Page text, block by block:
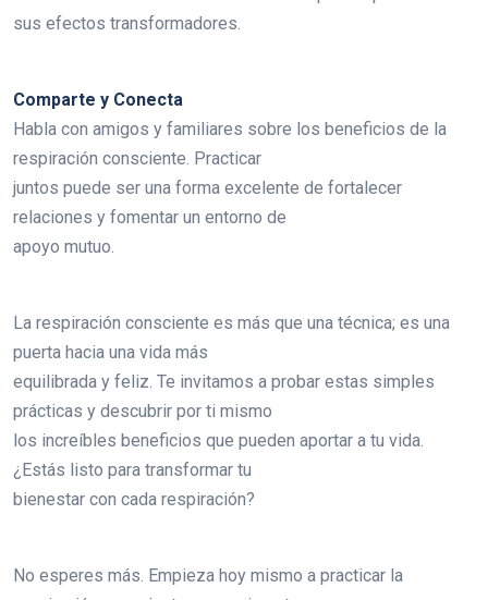
sus efectos transformadores.
Comparte y Conecta
Habla con amigos y familiares sobre los beneficios de la
respiración consciente. Practicar
juntos puede ser una forma excelente de fortalecer
relaciones y fomentar un entorno de
apoyo mutuo.
La respiración consciente es más que una técnica; es una
puerta hacia una vida más
equilibrada y feliz. Te invitamos a probar estas simples
prácticas y descubrir por ti mismo
los increíbles beneficios que pueden aportar a tu vida.
¿Estás listo para transformar tu
bienestar con cada respiración?
No esperes más. Empieza hoy mismo a practicar la